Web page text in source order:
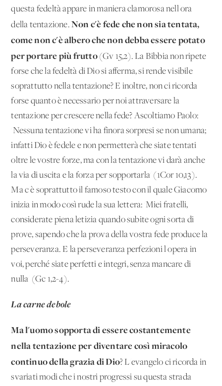
questa fedeltà appare in ma­niera clamorosa nell'ora
della tentazione.Non c'è fede che non sia tentata,
come non c'è albero che non debba essere potato
per portare più frutto(Gv 15,2). La Bibbia non ripete
forse che la fedeltà di Dio si afferma, si rende visibile
soprattutto nella tentazione? E inoltre, non ci ricorda
forse quanto è necessario per noi attraversare la
tentazione per crescere nella fede? Ascol­tiamo Paolo:
'Nessuna tentazione vi ha finora sorpresi se non umana;
infatti Dio è fedele e non permetterà che siate tentati
oltre le vostre forze, ma con la tentazione vi darà anche
la via di uscita e la forza per sopportarla' (1Cor 10,13).
Ma c'è so­prattutto il famoso testo con il quale Giacomo
inizia in modo così rude la sua lettera: 'Miei fratelli,
considerate piena letizia quando subite ogni sorta di
prove, sapendo che la prova della vostra fede produce la
perseveranza. E la perseveranza perfe­zioni l'opera in
voi, perché siate perfetti e integri, senza manca­re di
nulla' (Gc 1,2-4).
La carne debole
Ma l'uomo sopporta di essere costantemente
nella tentazione per diventare così miracolo
continuo della grazia di Dio? L'e­vangelo ci ricorda in
svariati modi che i nostri progressi su que­sta strada